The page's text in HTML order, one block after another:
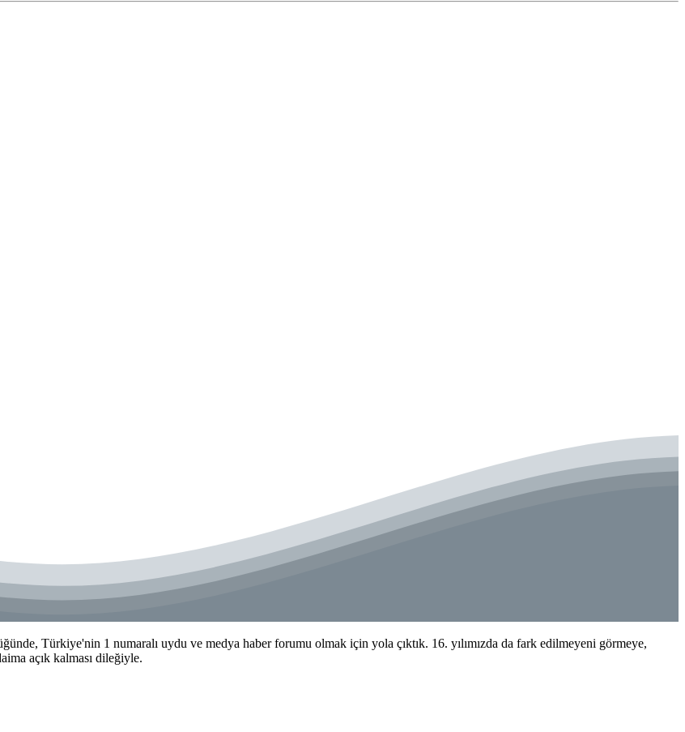
Türkiye'nin 1 numaralı uydu ve medya haber forumu olmak için yola çıktık. 16. yılımızda da fark edilmeyeni görmeye,
açık kalması dileğiyle.